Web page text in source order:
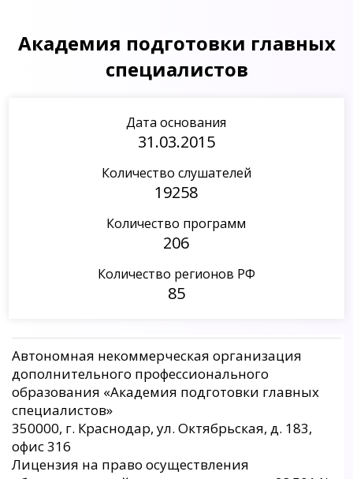
Академия подготовки главных
специалистов
Дата основания
31.03.2015
Количество слушателей
19258
Количество программ
206
Количество регионов РФ
85
Автономная некоммерческая организация
дополнительного профессионального
образования «Академия подготовки главных
специалистов»
350000, г. Краснодар, ул. Октябрьская, д. 183,
офис 316
Лицензия на право осуществления